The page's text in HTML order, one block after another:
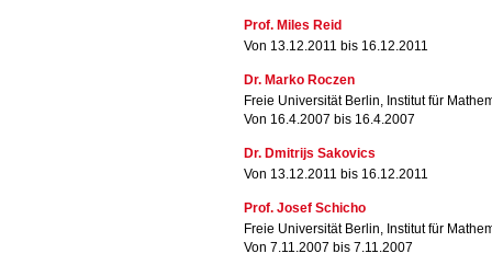
Prof. Miles Reid
Von 13.12.2011 bis 16.12.2011
Dr. Marko Roczen
Freie Universität Berlin, Institut für
Von 16.4.2007 bis 16.4.2007
Dr. Dmitrijs Sakovics
Von 13.12.2011 bis 16.12.2011
Prof. Josef Schicho
Freie Universität Berlin, Institut für
Von 7.11.2007 bis 7.11.2007